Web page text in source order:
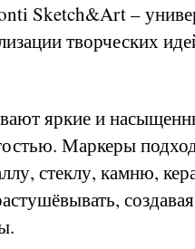
Sketch&Art –
творческих
яркие и
Маркеры
стеклу, камню,